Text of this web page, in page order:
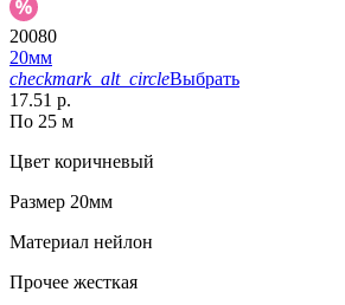
20080
20мм
checkmark_alt_circleВыбрать
17.51 р.
По 25 м
Цвет коричневый
Размер 20мм
Материал нейлон
Прочее жесткая